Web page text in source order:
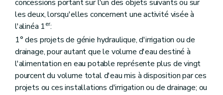
concessions portant sur l'un des objets suivants ou sur
les deux, lorsqu'elles concernent une activité visée à
l'alinéa 1er:
1° des projets de génie hydraulique, d'irrigation ou de
drainage, pour autant que le volume d'eau destiné à
l'alimentation en eau potable représente plus de vingt
pourcent du volume total d'eau mis à disposition par ces
projets ou ces installations d'irrigation ou de drainage; ou